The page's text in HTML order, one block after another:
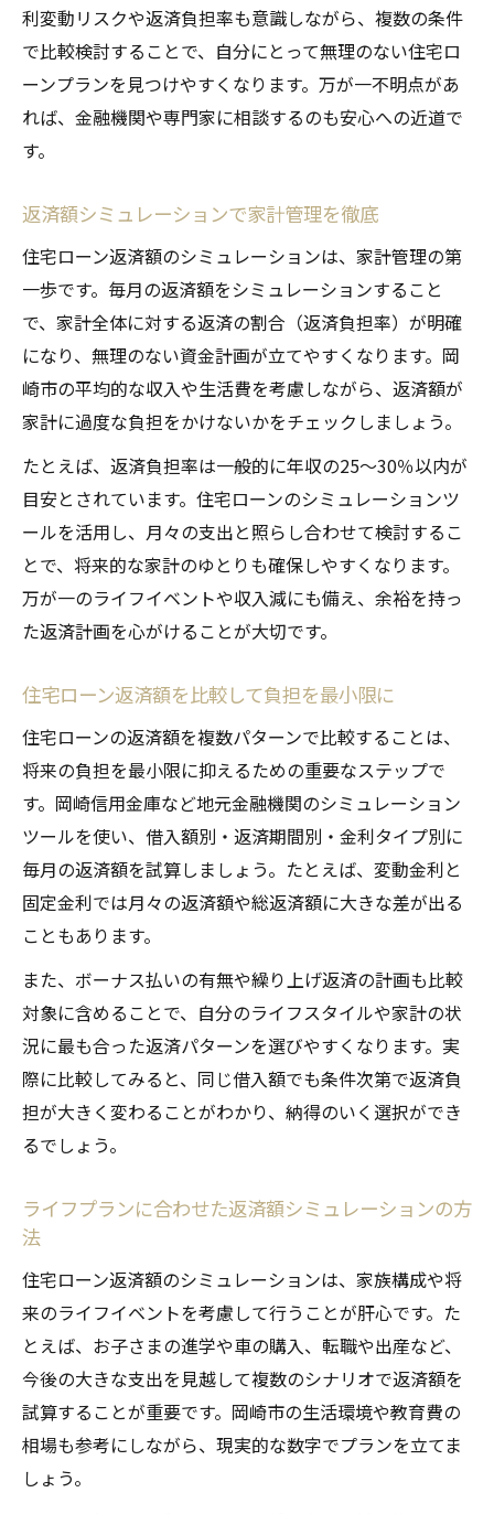
利変動リスクや返済負担率も意識しながら、複数の条件
で比較検討することで、自分にとって無理のない住宅ロ
ーンプランを見つけやすくなります。万が一不明点があ
れば、金融機関や専門家に相談するのも安心への近道で
す。
返済額シミュレーションで家計管理を徹底
住宅ローン返済額のシミュレーションは、家計管理の第
一歩です。毎月の返済額をシミュレーションすること
で、家計全体に対する返済の割合（返済負担率）が明確
になり、無理のない資金計画が立てやすくなります。岡
崎市の平均的な収入や生活費を考慮しながら、返済額が
家計に過度な負担をかけないかをチェックしましょう。
たとえば、返済負担率は一般的に年収の25〜30％以内が
目安とされています。住宅ローンのシミュレーションツ
ールを活用し、月々の支出と照らし合わせて検討するこ
とで、将来的な家計のゆとりも確保しやすくなります。
万が一のライフイベントや収入減にも備え、余裕を持っ
た返済計画を心がけることが大切です。
住宅ローン返済額を比較して負担を最小限に
住宅ローンの返済額を複数パターンで比較することは、
将来の負担を最小限に抑えるための重要なステップで
す。岡崎信用金庫など地元金融機関のシミュレーション
ツールを使い、借入額別・返済期間別・金利タイプ別に
毎月の返済額を試算しましょう。たとえば、変動金利と
固定金利では月々の返済額や総返済額に大きな差が出る
こともあります。
また、ボーナス払いの有無や繰り上げ返済の計画も比較
対象に含めることで、自分のライフスタイルや家計の状
況に最も合った返済パターンを選びやすくなります。実
際に比較してみると、同じ借入額でも条件次第で返済負
担が大きく変わることがわかり、納得のいく選択ができ
るでしょう。
ライフプランに合わせた返済額シミュレーションの方
法
住宅ローン返済額のシミュレーションは、家族構成や将
来のライフイベントを考慮して行うことが肝心です。た
とえば、お子さまの進学や車の購入、転職や出産など、
今後の大きな支出を見越して複数のシナリオで返済額を
試算することが重要です。岡崎市の生活環境や教育費の
相場も参考にしながら、現実的な数字でプランを立てま
しょう。